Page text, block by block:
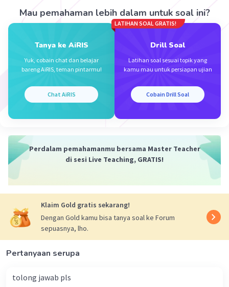
d. Frekuensi
e. Panjang Gelombang
𝞴 = s/n = 60/3 = 20 cm
f. Cepat Rambat Gelombang
Beri Rating ·
Mau pemahaman lebih dalam untuk soal ini?
Tanya ke AiRIS
Yuk, cobain chat dan belajar
bareng AiRIS, teman pintarmu!
Chat AiRIS
LATIHAN SOAL GRATIS!
Drill Soal
Latihan soal sesuai topik yang
kamu mau untuk persiapan ujian
Cobain Drill Soal
Perdalam pemahamanmu bersama Master Teacher
di sesi Live Teaching, GRATIS!
Klaim Gold gratis sekarang!
Dengan Gold kamu bisa tanya soal ke Forum
sepuasnya, lho.
Pertanyaan serupa
tolong jawab pls